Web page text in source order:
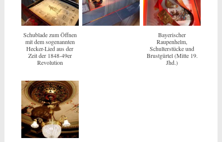
Schublade zum Öffnen
mit dem sogenannten
Hecker-Lied aus der
Zeit der 1848-49er
Revolution
Bayerischer
Raupenhelm,
Schulterstücke und
Brustgürtel (Mitte 19.
Jhd.)